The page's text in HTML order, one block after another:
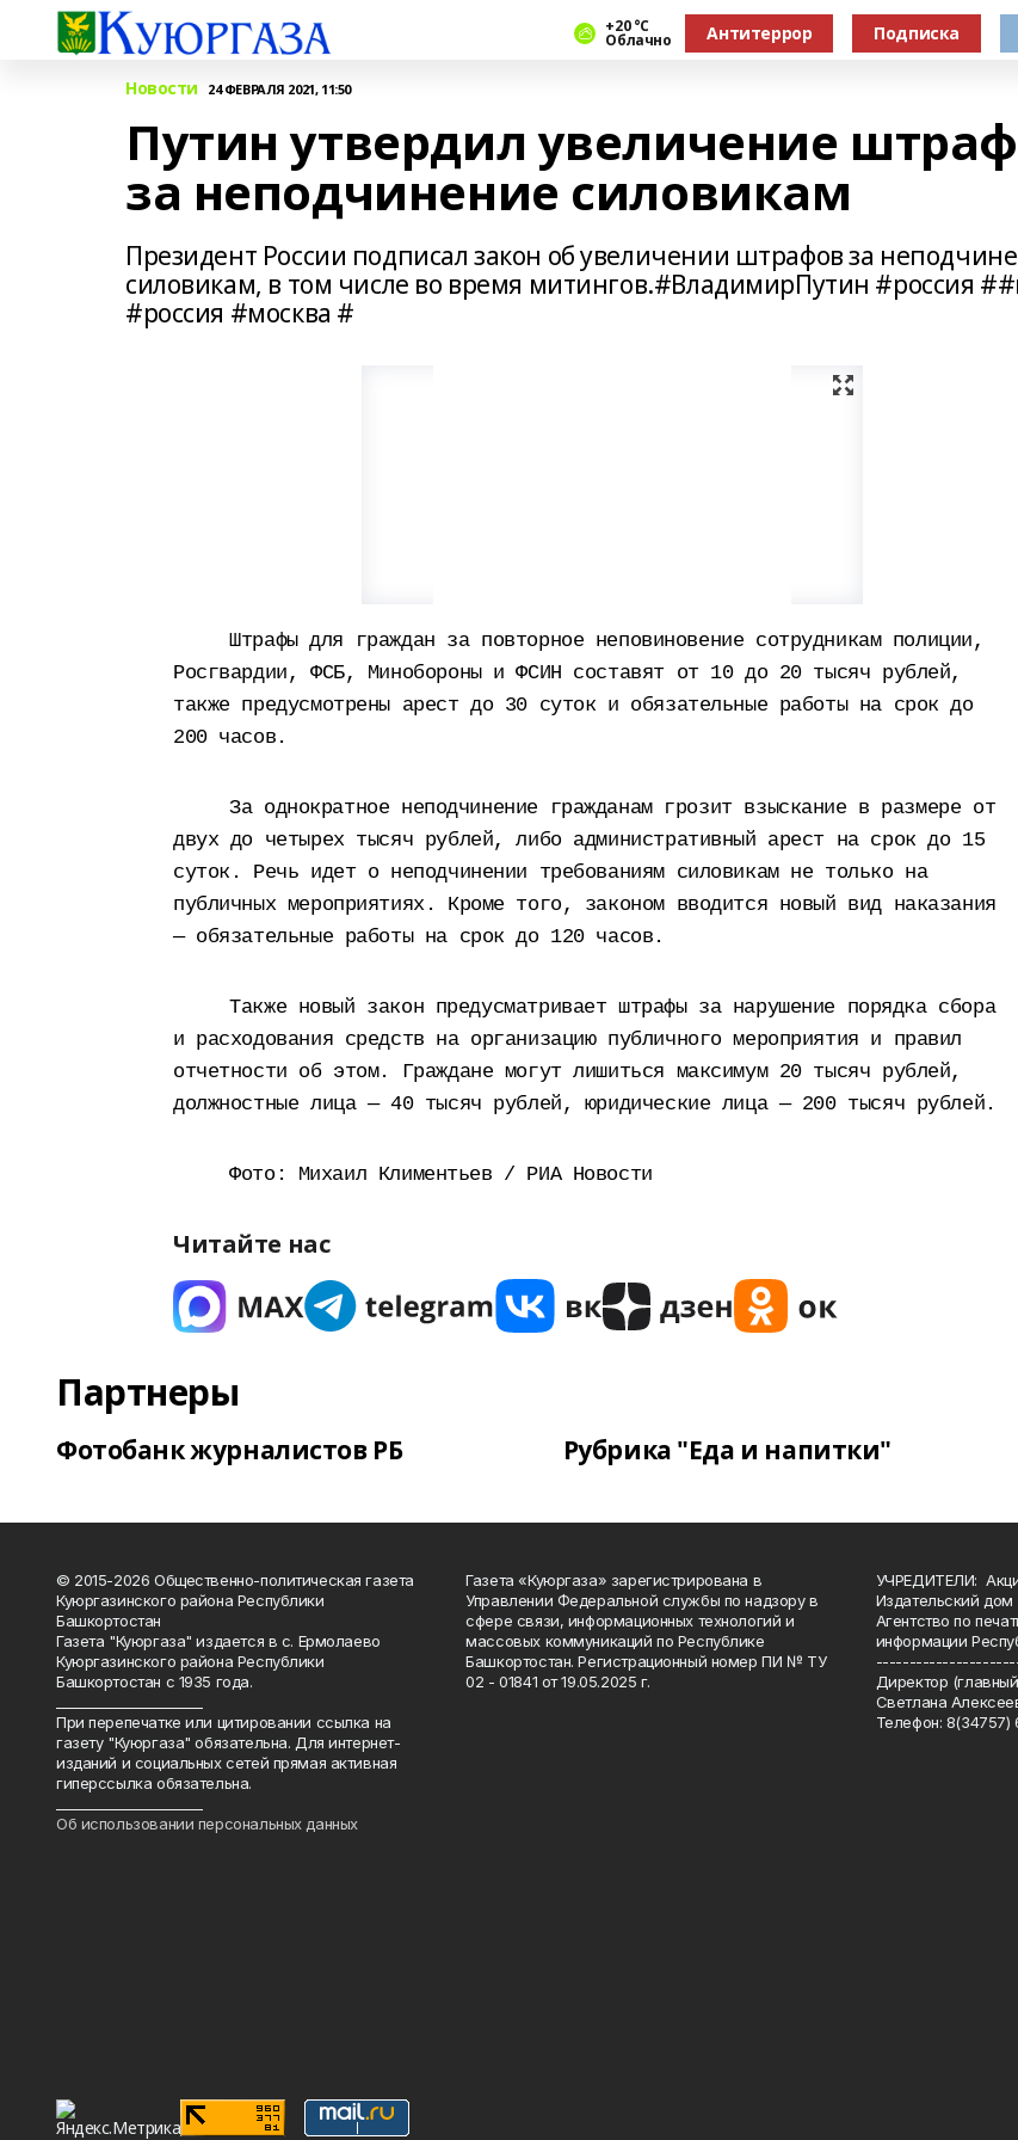
+20 °С
Облачно Антитеррор Подписка
Новости 24 ФЕВРАЛЯ 2021, 11:50
Путин утвердил увеличение
за неподчинение силовикам
Президент России подписал закон об увеличении штрафов за
силовикам, в том числе во время митингов.#ВладимирПутин #россия
#россия #москва #
Штрафы для граждан за повторное неповиновение сотрудникам полиции,
Росгвардии, ФСБ, Минобороны и ФСИН составят от 10 до 20 тысяч рублей,
также предусмотрены арест до 30 суток и обязательные работы на срок до
200 часов.
За однократное неподчинение гражданам грозит взыскание в размере от
двух до четырех тысяч рублей, либо административный арест на срок до 15
суток. Речь идет о неподчинении требованиям силовикам не только на
публичных мероприятиях. Кроме того, законом вводится новый вид наказания
— обязательные работы на срок до 120 часов.
Также новый закон предусматривает штрафы за нарушение порядка сбора
и расходования средств на организацию публичного мероприятия и правил
отчетности об этом. Граждане могут лишиться максимум 20 тысяч рублей,
должностные лица — 40 тысяч рублей, юридические лица — 200 тысяч рублей.
Фото: Михаил Климентьев / РИА Новости
Читайте нас
Партнеры
Фотобанк журналистов РБ Рубрика "Еда и напитки"
© 2015-2026 Общественно-политическая газета
Куюргазинского района Республики
Башкортостан
Газета "Куюргаза" издается в с. Ермолаево
Куюргазинского района Республики
Башкортостан с 1935 года.
При перепечатке или цитировании ссылка на
газету "Куюргаза" обязательна. Для интернет-
изданий и социальных сетей прямая активная
гиперссылка обязательна.
Об использовании персональных данных
Газета «Куюргаза» зарегистрирована в
Управлении Федеральной службы по надзору в
сфере связи, информационных технологий и
массовых коммуникаций по Республике
Башкортостан. Регистрационный номер ПИ № ТУ
02 - 01841 от 19.05.2025 г.
УЧРЕДИТЕЛИ:
Издательский дом
Агентство по
информации
Директор
Светлана
Телефон: 8(34757)